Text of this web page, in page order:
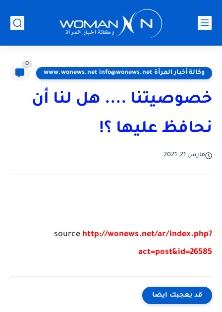
وكالة أخبار المرأة www.wonews.net info@wonews.net
0
خصوصيتنا .... هل لنا أن
نحافظ عليها ؟!
مارس 21, 2021
source http://wonews.net/ar/index.php?
act=post&id=26585
قد يعجبك ايضا